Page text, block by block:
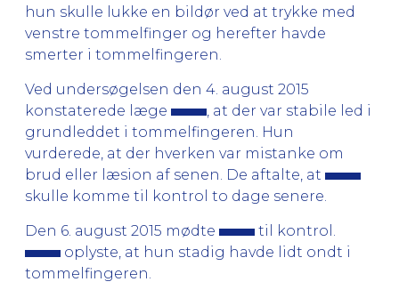
hun skulle lukke en bildør ved at trykke med
venstre tommelfinger og herefter havde
smerter i tommelfingeren.
Ved undersøgelsen den 4. august 2015
konstaterede læge
, at der var stabile led i
grundleddet i tommelfingeren. Hun
vurderede, at der hverken var mistanke om
brud eller læsion af senen. De aftalte, at
skulle komme til kontrol to dage senere.
Den 6. august 2015 mødte
til kontrol.
oplyste, at hun stadig havde lidt ondt i
tommelfingeren.